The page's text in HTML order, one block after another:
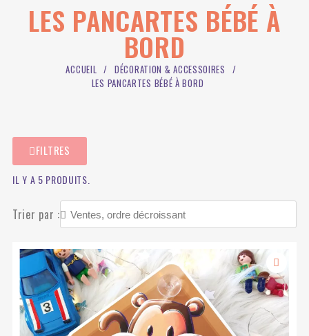
LES PANCARTES BÉBÉ À
BORD
ACCUEIL
DÉCORATION & ACCESSOIRES
LES PANCARTES BÉBÉ À BORD
FILTRES
IL Y A 5 PRODUITS.
Trier par :